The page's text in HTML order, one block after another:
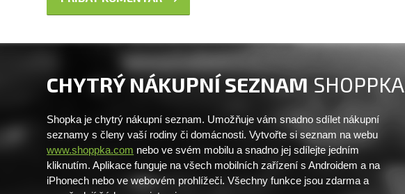
CHYTRÝ NÁKUPNÍ SEZNAM SHOPPKA
Shopka je chytrý nákupní seznam. Umožňuje vám snadno sdílet nákupní
seznamy s členy vaší rodiny či domácnosti. Vytvořte si seznam na webu
www.shoppka.com nebo ve svém mobilu a snadno jej sdílejte jedním
kliknutím. Aplikace funguje na všech mobilních zařízení s Androidem a na
iPhonech nebo ve webovém prohlížeči. Všechny funkce jsou zdarma a